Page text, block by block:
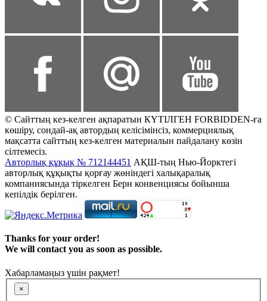
© Сайттың кез-келген ақпаратын КҮТІЛГЕН FORBIDDEN-ға
көшіру, сондай-ақ автордың келісімінсіз, коммерциялық
мақсатта сайттың кез-келген материалын пайдалану көзін
сілтемесіз.
Авторлық құқық № 712144451 АҚШ-тың Нью-Йорктегі
авторлық құқықты қорғау жөніндегі халықаралық
компаниясында тіркелген Берн конвенциясы бойынша
кепілдік берілген.
Thanks for your order!
We will contact you as soon as possible.
Хабарламаңыз үшін рақмет!
×